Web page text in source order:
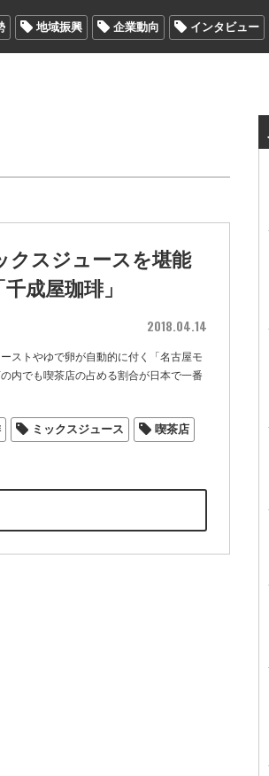
地域振興 企業動向 インタビュー
クスジュースを堪能
成屋珈琲」
2018.04.14
ストやゆで卵が自動的に付く「名古屋モ
内でも喫茶店の占める割合が日本で一番
ミックスジュース 喫茶店